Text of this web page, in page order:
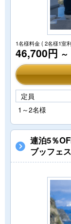
1名様料金( 2名様1室
46,700円 ～
定員
1～2名様
連泊5％
ブッフェ